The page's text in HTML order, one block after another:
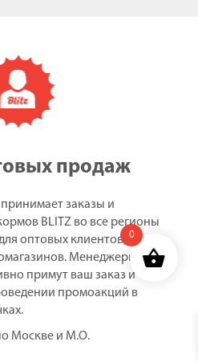
продаж
принимает заказы и
BLITZ во все регионы
оптовых клиентов,
Менеджеры
примут ваш заказ и
промоакций в
Москве и М.О.
0